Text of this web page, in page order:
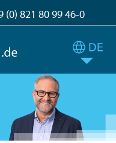
(0) 821 80 99 46-0